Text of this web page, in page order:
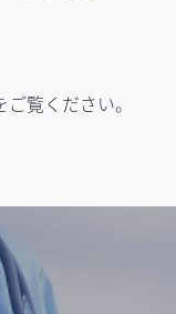
ご覧ください。